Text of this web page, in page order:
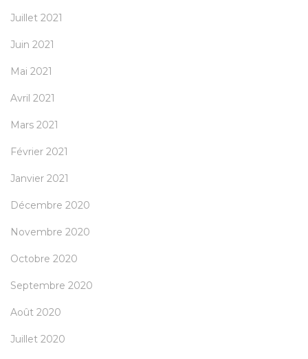
Juillet 2021
Juin 2021
Mai 2021
Avril 2021
Mars 2021
Février 2021
Janvier 2021
Décembre 2020
Novembre 2020
Octobre 2020
Septembre 2020
Août 2020
Juillet 2020